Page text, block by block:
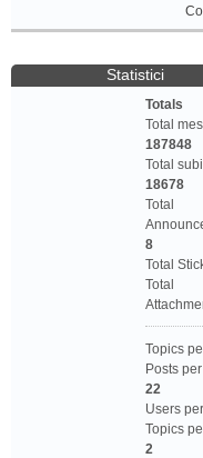
Statistici
Totals
Total
187848
Total
18678
Total
8
Total
Total
Topics
Posts
22
Users
Topics
2